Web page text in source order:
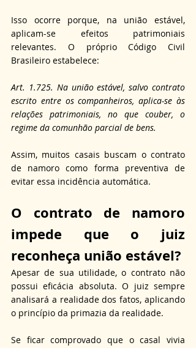
Isso ocorre porque, na união estável,
aplicam-se efeitos patrimoniais
relevantes. O próprio Código Civil
Brasileiro estabelece:
Art. 1.725. Na união estável, salvo contrato
escrito entre os companheiros, aplica-se às
relações patrimoniais, no que couber, o
regime da comunhão parcial de bens.
Assim, muitos casais buscam o contrato
de namoro como forma preventiva de
evitar essa incidência automática.
O contrato de
impede que o juiz
reconheça união estável?
Apesar de sua utilidade, o contrato não
possui eficácia absoluta. O juiz sempre
analisará a realidade dos fatos, aplicando
o princípio da primazia da realidade.
Se ficar comprovado que o casal vivia